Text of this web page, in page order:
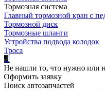
Тормозная система
Главный тормозной кран с
Тормозной диск
Тормозные шланги
Устройства подвода колодок
Троса
...
Не нашли то, что нужно или
Оформить заявку
Поиск автозапчастей